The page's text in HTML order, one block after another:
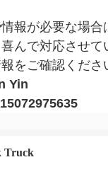
報が必要な場合
んで対応させて
をご確認くださ
Yin
Truck